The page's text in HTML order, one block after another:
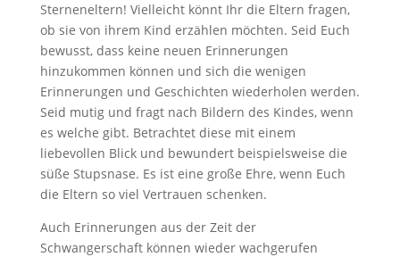
Sterneneltern! Vielleicht könnt Ihr die Eltern fragen,
ob sie von ihrem Kind erzählen möchten. Seid Euch
bewusst, dass keine neuen Erinnerungen
hinzukommen können und sich die wenigen
Erinnerungen und Geschichten wiederholen werden.
Seid mutig und fragt nach Bildern des Kindes, wenn
es welche gibt. Betrachtet diese mit einem
liebevollen Blick und bewundert beispielsweise die
süße Stupsnase. Es ist eine große Ehre, wenn Euch
die Eltern so viel Vertrauen schenken.
Auch Erinnerungen aus der Zeit der
Schwangerschaft können wieder wachgerufen